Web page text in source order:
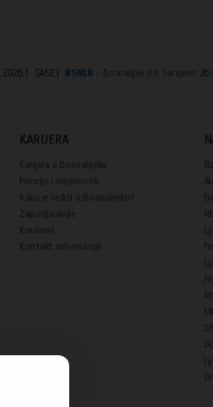
| SASE | BSNLR - Bosnalijek d.d. Sarajevo:
KARIJERA
Karijera u Bosnalijeku
Principi i vrijednosti
Kako je raditi u Bosnalijeku?
Zapošljavanje
Konkursi
Kontakt informacije